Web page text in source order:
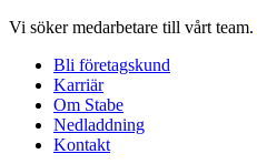
Hoppa
innehåll
Vi söker medarbetare till vårt team.
Bli företagskund
Karriär
Om Stabe
Nedladdning
Kontakt